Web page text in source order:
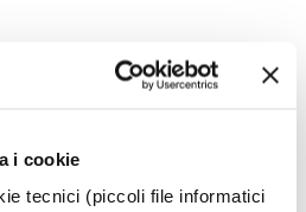
i cookie
tecnici (piccoli file informatici